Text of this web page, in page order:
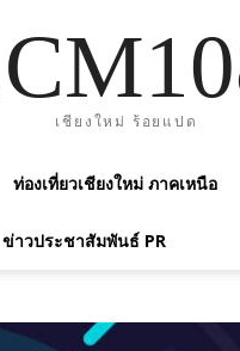
เชียงใหม่ ร้อยแปด
ท่องเที่ยวเชียงใหม่ ภาคเหนือ
ข่าวประชาสัมพันธ์ PR